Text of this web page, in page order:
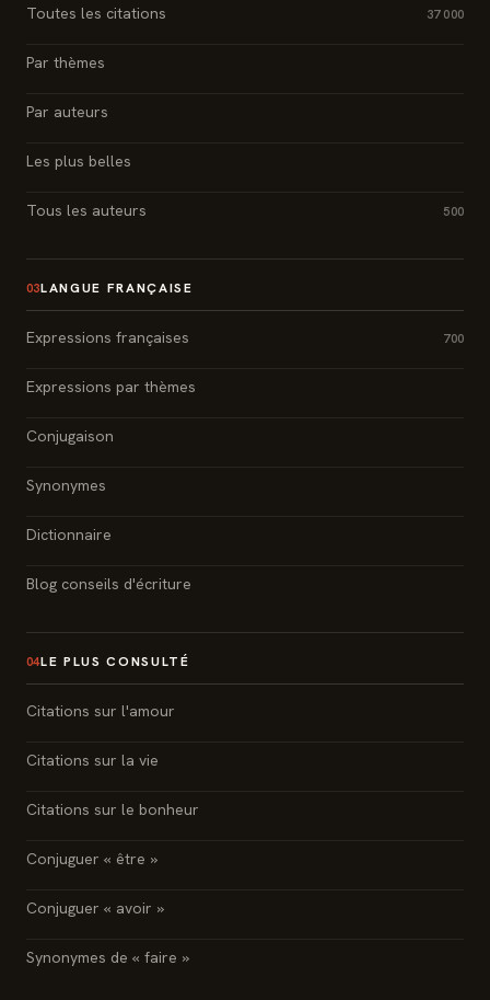
Toutes les citations 37 000
Par thèmes
Par auteurs
Les plus belles
Tous les auteurs 500
03LANGUE FRANÇAISE
Expressions françaises 700
Expressions par thèmes
Conjugaison
Synonymes
Dictionnaire
Blog conseils d'écriture
04LE PLUS CONSULTÉ
Citations sur l'amour
Citations sur la vie
Citations sur le bonheur
Conjuguer « être »
Conjuguer « avoir »
Synonymes de « faire »